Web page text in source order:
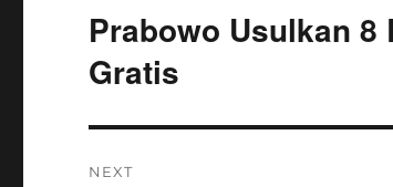
navigation
Previous
Prabowo Usulkan 8
Gratis
NEXT